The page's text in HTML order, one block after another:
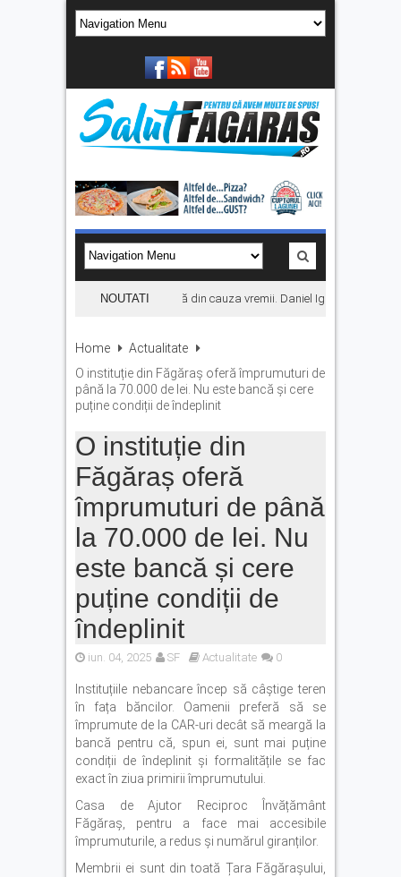
NOUTATI
Concertul KLUMEA se amână din cauza vremii. Daniel Ignat și Titi
Home
Actualitate
O instituție din Făgăraș oferă împrumuturi de
până la 70.000 de lei. Nu este bancă și cere
puține condiții de îndeplinit
O instituție din
Făgăraș oferă
împrumuturi de până
la 70.000 de lei. Nu
este bancă și cere
puține condiții de
îndeplinit
iun. 04, 2025 SF Actualitate 0
Instituțiile nebancare încep să câștige teren
în fața băncilor. Oamenii preferă să se
împrumute de la CAR-uri decât să meargă la
bancă pentru că, spun ei, sunt mai puține
condiții de îndeplinit și formalitățile se fac
exact în ziua primirii împrumutului.
Casa de Ajutor Reciproc Învățământ
Făgăraș, pentru a face mai accesibile
împrumuturile, a redus și numărul giranților.
Membrii ei sunt din toată Țara Făgărașului,